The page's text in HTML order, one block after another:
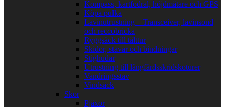
Kompass, kartfodral, höjdmätare och GPS
Köpa pulka
Lavinutrustning – Transceiver, lavinsond
och reccobricka
Ryggsäck till tälttur
Skidor, stavar och bindningar
Stighudar
Utrustning till långfärdsskridskoturer
Vandringsstav
Vindsäck
Skor
Pjäxor